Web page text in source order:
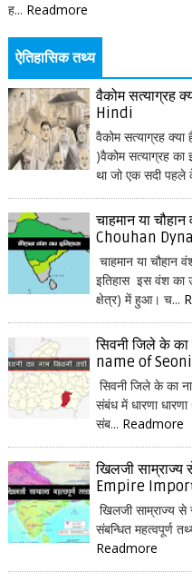
ह... Readmore
ऐतिहासिक तथ्य
वैकोम सत्याग्रह
Hindi
वैकोम सत्याग्रह
)वैकोम सत्याग्रह
था जो एक सदी
चाहमान या
Chouhan
चाहमान या चौहान
इतिहास इस वंश का
क्षेत्र) में हुआ। च...
सिवनी जिले के का
name of
सिवनी जिले के का
संबंध में धारणा
संब... Readmore
खिलजी साम्राज्य
Empire
खिलजी साम्राज्य
संबन्धित महत्वपूर्ण
Readmore